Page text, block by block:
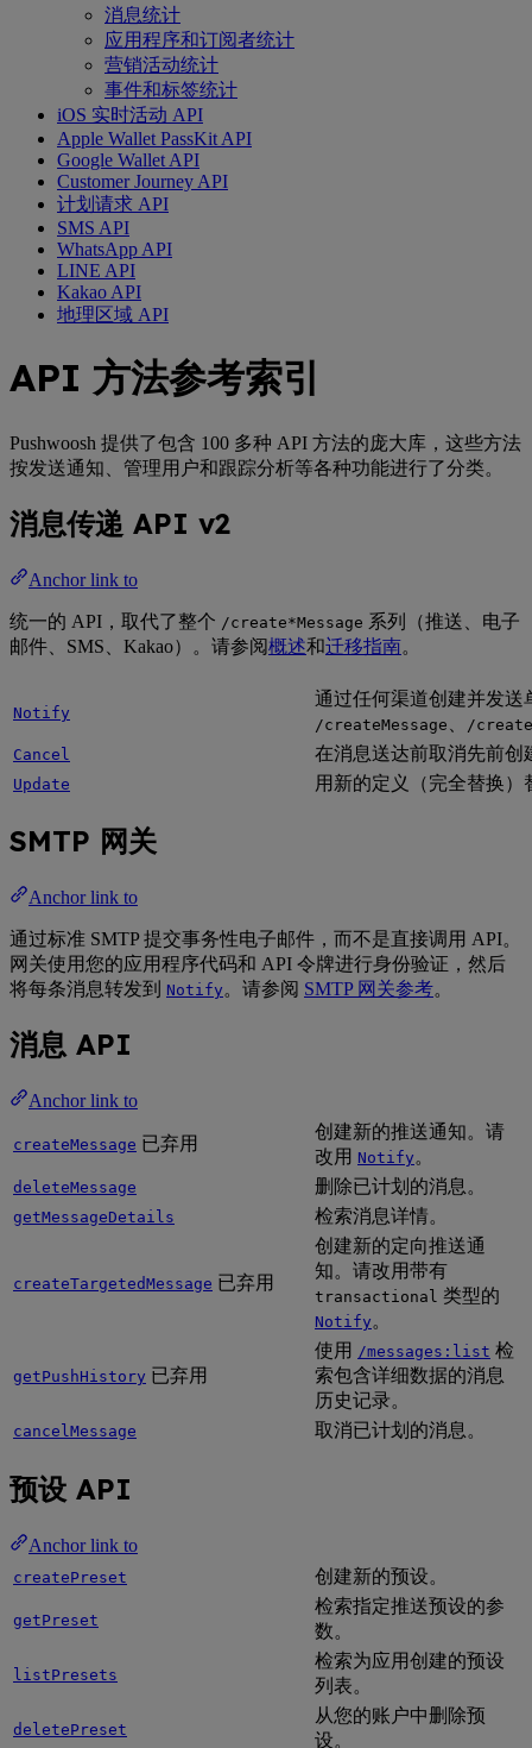
消息统计
应用程序和订阅者统计
营销活动统计
事件和标签统计
iOS 实时活动 API
Apple Wallet PassKit API
Google Wallet API
Customer Journey API
计划请求 API
SMS API
WhatsApp API
LINE API
Kakao API
地理区域 API
API 方法参考索引
Pushwoosh 提供了包含 100 多种 API 方法的庞大库，这些方法
按发送通知、管理用户和跟踪分析等各种功能进行了分类。
消息传递 API v2
Anchor link to
统一的 API，取代了整个 /create*Message 系列（推送、电子
邮件、SMS、Kakao）。请参阅概述和迁移指南。
Notify
通过任何渠道创建并发送
/createMessage
/
Cancel
在消息送达前取消先前
Update 用新的定义（完全替换
SMTP 网关
Anchor link to
通过标准 SMTP 提交事务性电子邮件，而不是直接调用 API。
网关使用您的应用程序代码和 API 令牌进行身份验证，然后
将每条消息转发到 Notify 。请参阅 SMTP 网关参考。
消息 API
Anchor link to
createMessage 已弃用
创建新的推送通知。请
改用 Notify 。
deleteMessage 删除已计划的消息。
getMessageDetails 检索消息详情。
createTargetedMessage 已弃用
创建新的定向推送通
知。请改用带有
transactional 类型的
Notify 。
getPushHistory 已弃用
使用 /messages:list 检
索包含详细数据的消息
历史记录。
cancelMessage 取消已计划的消息。
预设 API
Anchor link to
createPreset 创建新的预设。
getPreset
检索指定推送预设的参
数。
listPresets
检索为应用创建的预设
列表。
deletePreset
从您的账户中删除预
设。